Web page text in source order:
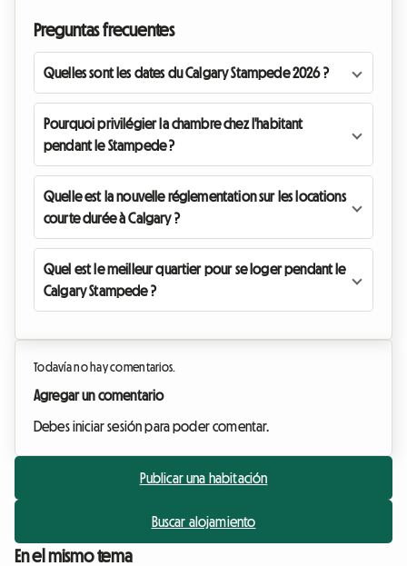
Preguntas frecuentes
Quelles sont les dates du Calgary Stampede 2026 ?
Pourquoi privilégier la chambre chez l'habitant
pendant le Stampede ?
Quelle est la nouvelle réglementation sur les locations
courte durée à Calgary ?
Quel est le meilleur quartier pour se loger pendant le
Calgary Stampede ?
Todavía no hay comentarios.
Agregar un comentario
Debes iniciar sesión para poder comentar.
Publicar una habitación
Buscar alojamiento
En el mismo tema